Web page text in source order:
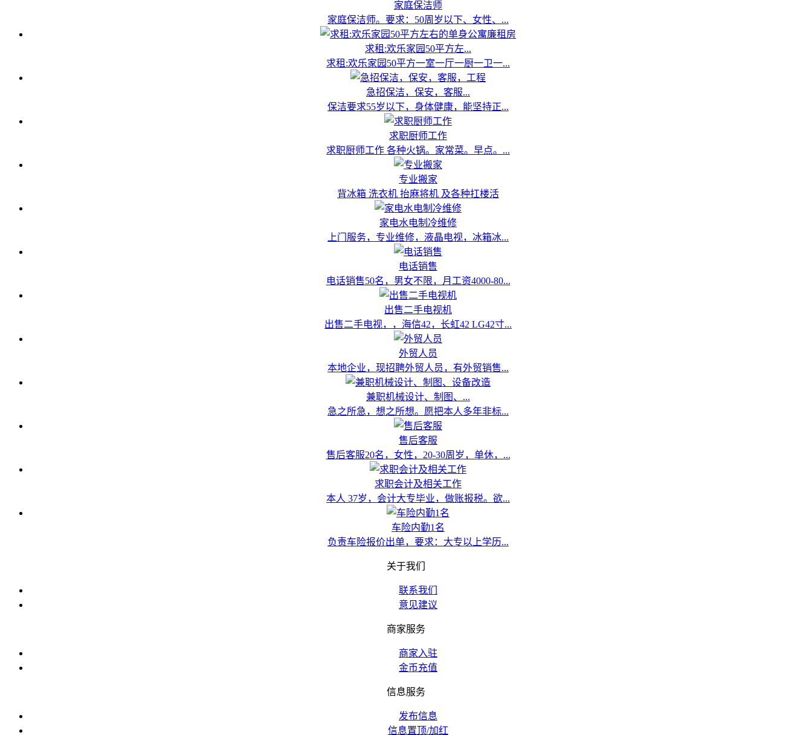
家庭保洁师
家庭保洁师。要求：50周岁以下、女性、...
求租:欢乐家园50平方左...
求租:欢乐家园50平方一室一厅一厨一卫一...
急招保洁，保安，客服...
保洁要求55岁以下，身体健康，能坚持正...
求职厨师工作
求职厨师工作 各种火锅。家常菜。早点。...
专业搬家
背冰箱 洗衣机 抬麻将机 及各种扛楼活
家电水电制冷维修
上门服务，专业维修，液晶电视，冰箱冰...
电话销售
电话销售50名，男女不限，月工资4000-80...
出售二手电视机
出售二手电视，，海信42，长虹42 LG42寸...
外贸人员
本地企业，现招聘外贸人员，有外贸销售...
兼职机械设计、制图、...
急之所急，想之所想。愿把本人多年非标...
售后客服
售后客服20名，女性，20-30周岁，单休，...
求职会计及相关工作
本人 37岁，会计大专毕业，做账报税。欲...
车险内勤1名
负责车险报价出单，要求：大专以上学历...
关于我们
联系我们
意见建议
商家服务
商家入驻
金币充值
信息服务
发布信息
信息置顶/加红